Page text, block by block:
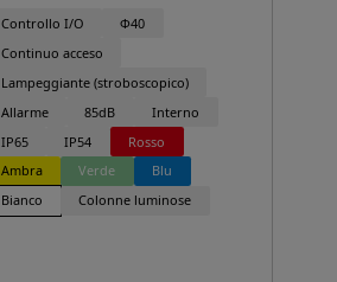
Controllo I/O
Φ40
Continuo acceso
Lampeggiante (stroboscopico)
Allarme
85dB
Interno
IP65
IP54
Rosso
Ambra
Verde
Blu
Bianco
Colonne luminose